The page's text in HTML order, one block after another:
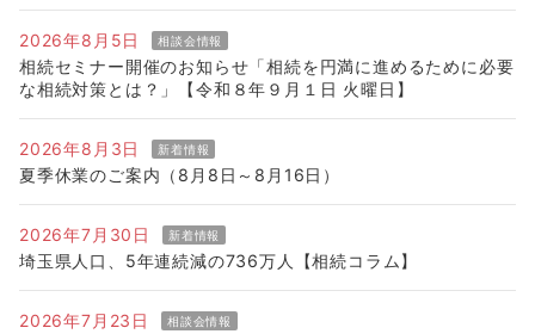
2026年8月5日 相談会情報
相続セミナー開催のお知らせ「相続を円満に進めるために必要
な相続対策とは？」【令和８年９月１日 火曜日】
2026年8月3日 新着情報
夏季休業のご案内（8月8日～8月16日）
2026年7月30日 新着情報
埼玉県人口、5年連続減の736万人【相続コラム】
2026年7月23日 相談会情報